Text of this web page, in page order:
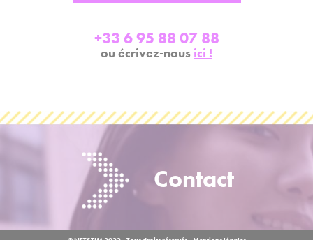
+33 6 95 88 07 88
ou écrivez-nous ici !
Contact